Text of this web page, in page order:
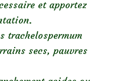
et apportez
trachelospermum
secs, pauvres